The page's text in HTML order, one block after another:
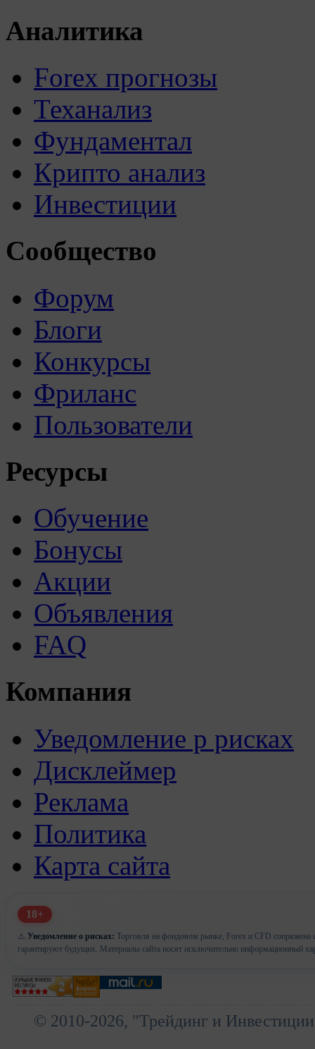
Аналитика
Forex прогнозы
Теханализ
Фундаментал
Крипто анализ
Инвестиции
Сообщество
Форум
Блоги
Конкурсы
Фриланс
Пользователи
Ресурсы
Обучение
Бонусы
Акции
Объявления
FAQ
Компания
Уведомление р рисках
Дисклеймер
Реклама
Политика
Карта сайта
18+
⚠️ Уведомление о рисках: Торговля на фондовом рынке, Forex и CFD сопряжена
гарантируют будущих. Материалы сайта носят исключительно информационный
© 2010-2026, "Трейдинг и